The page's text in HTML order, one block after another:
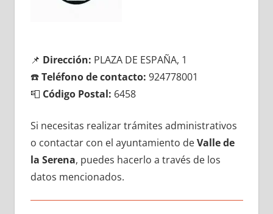
📌 Dirección: PLAZA DE ESPAÑA, 1
☎️Teléfono dе contacto: 924778001
📮 Código Postal: 6458
Si necesitas realizar trámites administrativos
ο contactar сοn el ayuntamiento dеValle dе
la Serena, puedes hacerlo а través dе los
datos mencionados.